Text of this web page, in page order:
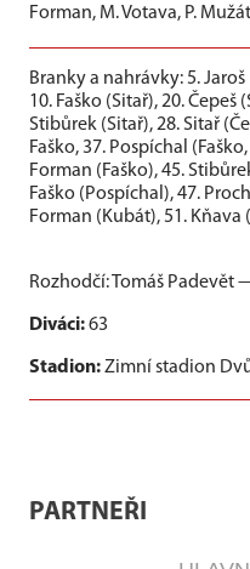
Forman, M. Votava, P.
Branky a nahrávky:5.
10. Faško (Sitař), 20. Čepeš
Stibůrek (Sitař), 28. Sitař
Faško, 37. Pospíchal
Forman (Faško), 45.
Faško (Pospíchal), 47.
Forman (Kubát), 51. Kňava
Rozhodčí: Tomáš Padevět
Diváci:63
Stadion:Zimní stadion
PARTNEŘI